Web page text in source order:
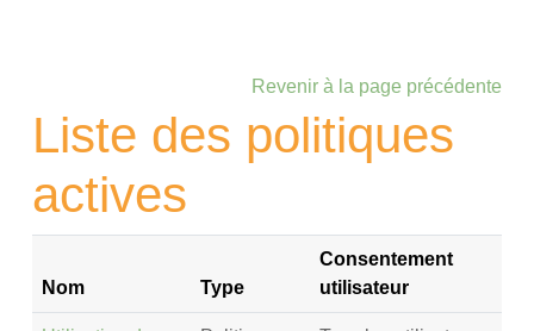
Revenir à la page précédente
Liste des politiques
actives
Nom Type
Consentement
utilisateur